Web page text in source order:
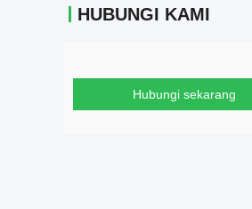
HUBUNGI KAMI
Hubungi sekarang